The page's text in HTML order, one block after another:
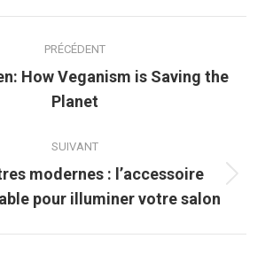
PRÉCÉDENT
Article
précédent
How Veganism is Saving the
Planet
SUIVANT
Article
suivant
:
modernes : l’accessoire
pour illuminer votre salon